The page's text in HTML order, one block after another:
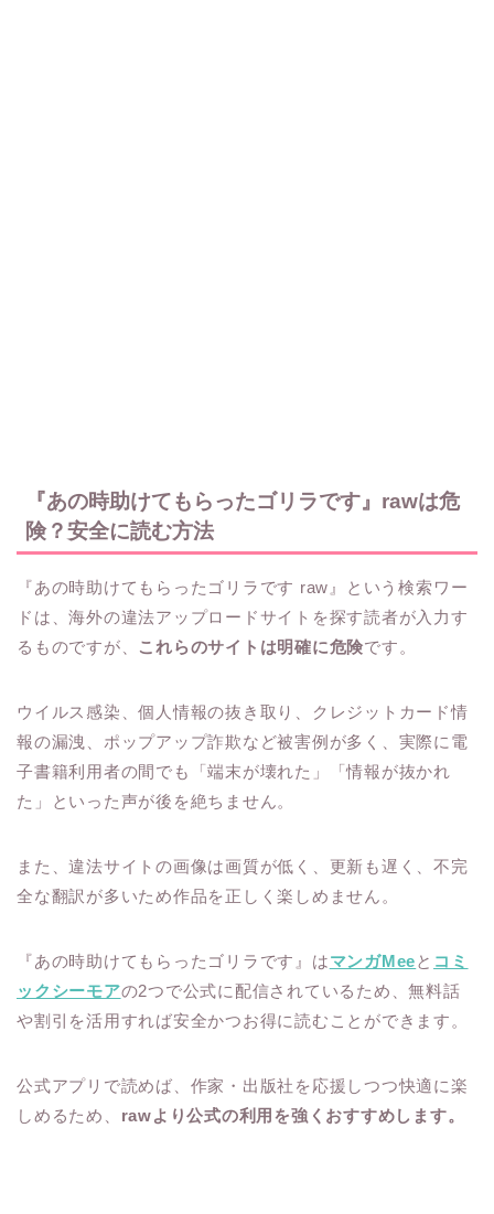
『あの時助けてもらったゴリラです』rawは危
険？安全に読む方法
『あの時助けてもらったゴリラです raw』という検索ワー
ドは、海外の違法アップロードサイトを探す読者が入力す
るものですが、 これらのサイトは明確に危険です。
ウイルス感染、個人情報の抜き取り、クレジットカード情
報の漏洩、ポップアップ詐欺など被害例が多く、実際に電
子書籍利用者の間でも「端末が壊れた」「情報が抜かれ
た」といった声が後を絶ちません。
また、違法サイトの画像は画質が低く、更新も遅く、不完
全な翻訳が多いため作品を正しく楽しめません。
『あの時助けてもらったゴリラです』はマンガMeeと コミ
ックシーモアの2つで公式に配信されているため、無料話
や割引を活用すれば安全かつお得に読むことができます。
公式アプリで読めば、作家・出版社を応援しつつ快適に楽
しめるため、 rawより公式の利用を強くおすすめします。